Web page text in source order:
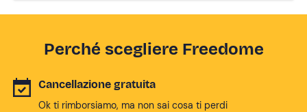
Perché scegliere Freedome
Cancellazione gratuita
Ok ti rimborsiamo, ma non sai cosa ti perdi